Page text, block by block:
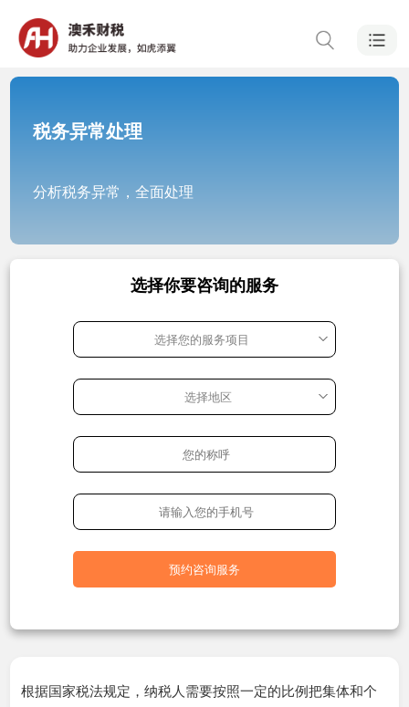
税务异常处理
分析税务异常，全面处理
选择你要咨询的服务
选择您的服务项目
选择地区
预约咨询服务
根据国家税法规定，纳税人需要按照一定的比例把集体和个